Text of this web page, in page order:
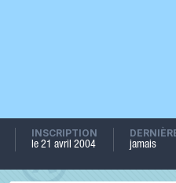
INSCRIPTION
le 21 avril 2004 jamais